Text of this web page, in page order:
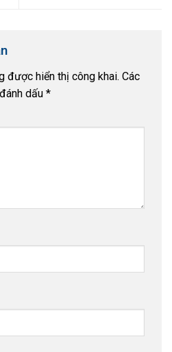
được hiển thị công khai. Các
dấu *